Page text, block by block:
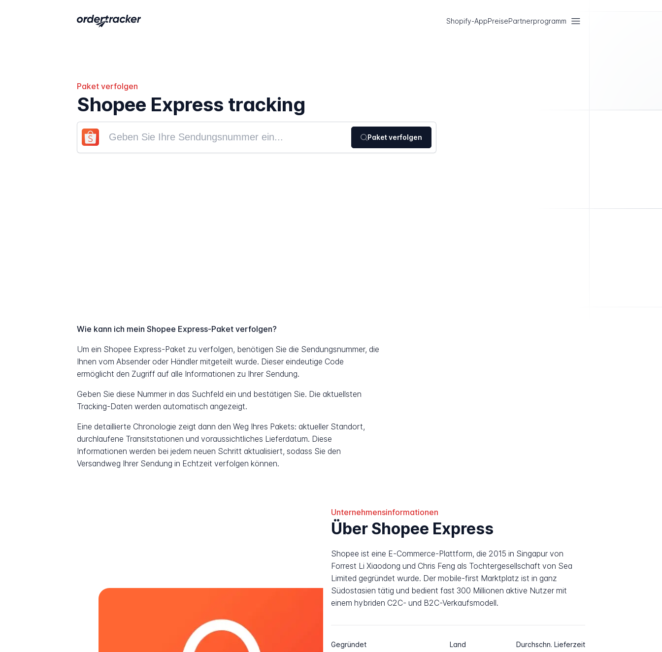
Shopify-AppPreisePartnerprogramm
Paket verfolgen
Shopee Express tracking
Paket verfolgen
Wie kann ich mein Shopee Express-Paket verfolgen?
Um ein Shopee Express-Paket zu verfolgen, benötigen Sie die Sendungsnummer, die
Ihnen vom Absender oder Händler mitgeteilt wurde. Dieser eindeutige Code
ermöglicht den Zugriff auf alle Informationen zu Ihrer Sendung.
Geben Sie diese Nummer in das Suchfeld ein und bestätigen Sie. Die aktuellsten
Tracking-Daten werden automatisch angezeigt.
Eine detaillierte Chronologie zeigt dann den Weg Ihres Pakets: aktueller Standort,
durchlaufene Transitstationen und voraussichtliches Lieferdatum. Diese
Informationen werden bei jedem neuen Schritt aktualisiert, sodass Sie den
Versandweg Ihrer Sendung in Echtzeit verfolgen können.
Unternehmensinformationen
Über Shopee Express
Shopee ist eine E-Commerce-Plattform, die 2015 in Singapur von
Forrest Li Xiaodong und Chris Feng als Tochtergesellschaft von Sea
Limited gegründet wurde. Der mobile-first Marktplatz ist in ganz
Südostasien tätig und bedient fast 300 Millionen aktive Nutzer mit
einem hybriden C2C- und B2C-Verkaufsmodell.
Gegründet Land Durchschn. Lieferzeit